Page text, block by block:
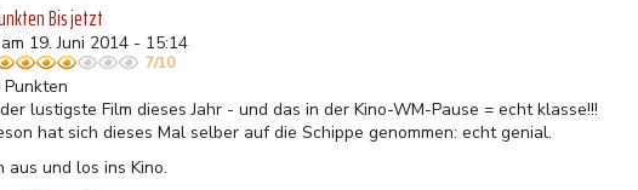
Bis jetzt
19. Juni 2014 - 15:14
7/10
lustigste Film dieses Jahr - und das in der Kino-WM-Pause = echt klasse!!!
hat sich dieses Mal selber auf die Schippe genommen: echt genial.
aus und los ins Kino.